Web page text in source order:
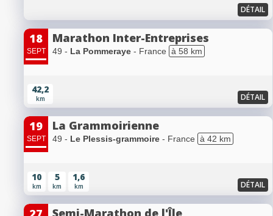
DÉTAIL
18
SEPT
Marathon Inter-Entreprises
49 - La Pommeraye - France à 58 km
42,2
km DÉTAIL
19
SEPT
La Grammoirienne
49 - Le Plessis-grammoire - France à 42 km
10
km
5
km
1,6
km DÉTAIL